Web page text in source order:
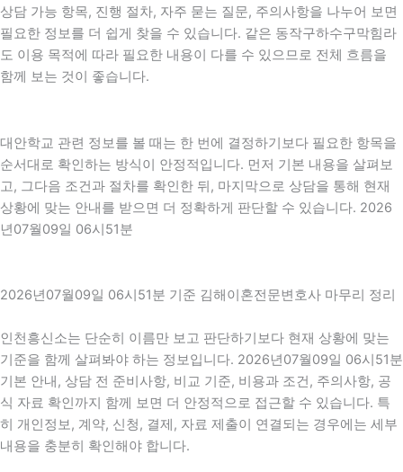
상담 가능 항목, 진행 절차, 자주 묻는 질문, 주의사항을 나누어 보면
필요한 정보를 더 쉽게 찾을 수 있습니다. 같은 동작구하수구막힘라
도 이용 목적에 따라 필요한 내용이 다를 수 있으므로 전체 흐름을
함께 보는 것이 좋습니다.
대안학교 관련 정보를 볼 때는 한 번에 결정하기보다 필요한 항목을
순서대로 확인하는 방식이 안정적입니다. 먼저 기본 내용을 살펴보
고, 그다음 조건과 절차를 확인한 뒤, 마지막으로 상담을 통해 현재
상황에 맞는 안내를 받으면 더 정확하게 판단할 수 있습니다. 2026
년07월09일 06시51분
2026년07월09일 06시51분 기준 김해이혼전문변호사 마무리 정리
인천흥신소는 단순히 이름만 보고 판단하기보다 현재 상황에 맞는
기준을 함께 살펴봐야 하는 정보입니다. 2026년07월09일 06시51분
기본 안내, 상담 전 준비사항, 비교 기준, 비용과 조건, 주의사항, 공
식 자료 확인까지 함께 보면 더 안정적으로 접근할 수 있습니다. 특
히 개인정보, 계약, 신청, 결제, 자료 제출이 연결되는 경우에는 세부
내용을 충분히 확인해야 합니다.